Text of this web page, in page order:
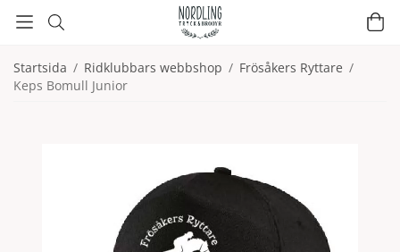
Startsida / Ridklubbars webbshop / Frösåkers Ryttare /
Keps Bomull Junior